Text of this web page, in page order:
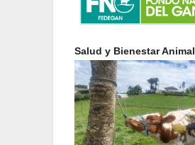
Salud y Bienestar Animal